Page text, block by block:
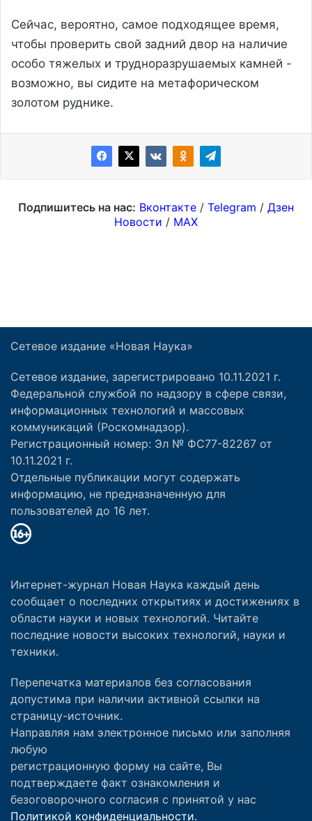
Сетевое издание «Новая Наука»
Сетевое издание, зарегистрировано 10.11.2021 г.
Федеральной службой по надзору в сфере связи,
информационных технологий и массовых
коммуникаций (Роскомнадзор).
Регистрационный номер: Эл № ФС77-82267 от
10.11.2021 г.
Отдельные публикации могут содержать
информацию, не предназначенную для
пользователей до 16 лет.
Интернет-журнал Новая Наука каждый день
сообщает о последних открытиях и достижениях в
области науки и новых технологий. Читайте
последние новости высоких технологий, науки и
техники.
Перепечатка материалов без согласования
допустима при наличии активной ссылки на
страницу-источник.
Направляя нам электронное письмо или заполняя
любую
регистрационную форму на сайте, Вы
подтверждаете факт ознакомления и
безоговорочного согласия с принятой у нас
Политикой конфиденциальности.